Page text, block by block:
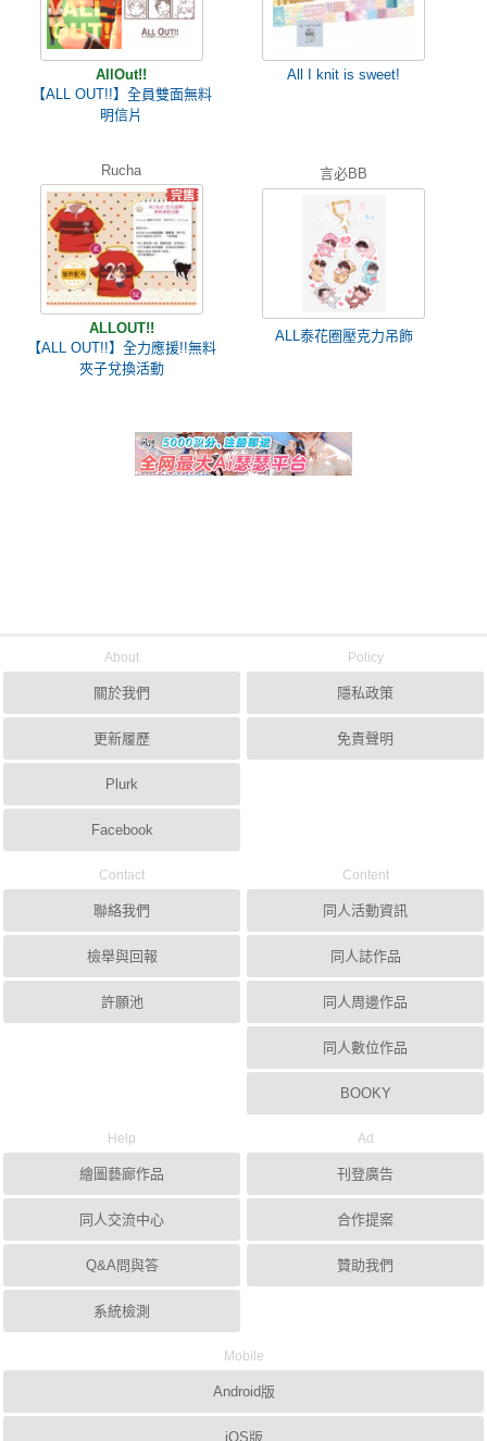
AllOut!!
【ALL OUT!!】全員雙面無料
明信片
All I knit is sweet!
Rucha
ALLOUT!!
【ALL OUT!!】全力應援!!無料
夾子兌換活動
言必BB
ALL泰花圈壓克力吊飾
About
關於我們
更新履歷
Plurk
Facebook
Policy
隱私政策
免責聲明
Contact
聯絡我們
檢舉與回報
許願池
Content
同人活動資訊
同人誌作品
同人周邊作品
同人數位作品
BOOKY
Help
繪圖藝廊作品
同人交流中心
Q&A問與答
系統檢測
Ad
刊登廣告
合作提案
贊助我們
Mobile
Android版
iOS版